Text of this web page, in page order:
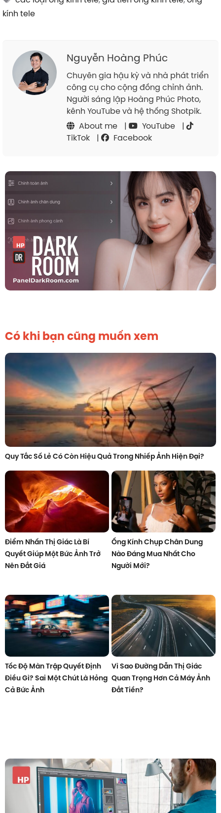
kính tele
Nguyễn Hoàng Phúc
Chuyên gia hậu kỳ và nhà phát triển
công cụ cho cộng đồng chỉnh ảnh.
Người sáng lập Hoàng Phúc Photo,
kênh YouTube và hệ thống Shotpik.
About me
| YouTube
|
TikTok
| Facebook
Có khi bạn cũng muốn xem
Quy Tắc Số Lẻ Có Còn Hiệu Quả Trong Nhiếp Ảnh Hiện Đại?
Điểm Nhấn Thị Giác Là Bí
Quyết Giúp Một Bức Ảnh Trở
Nên Đắt Giá
Ống Kính Chụp Chân Dung
Nào Đáng Mua Nhất Cho
Người Mới?
Tốc Độ Màn Trập Quyết Định
Điều Gì? Sai Một Chút Là Hỏng
Cả Bức Ảnh
Vì Sao Đường Dẫn Thị Giác
Quan Trọng Hơn Cả Máy Ảnh
Đắt Tiền?